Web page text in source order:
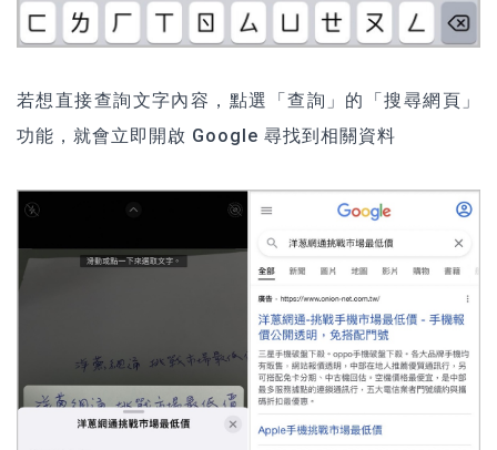
若想直接查詢文字內容，點選「查詢」的「搜尋網頁」
功能，就會立即開啟 Google 尋找到相關資料